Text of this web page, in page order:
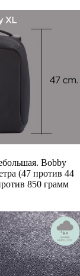
Bobby
(47 против 44
850 грамм